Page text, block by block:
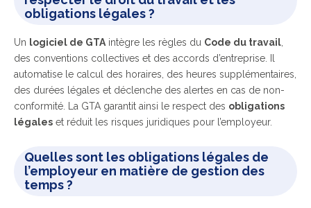
obligations légales ?
Un logiciel de GTA intègre les règles du Code du travail
des conventions collectives et des accords d’entreprise. Il
automatise le calcul des horaires, des heures supplémentaires,
des durées légales et déclenche des alertes en cas de non-
conformité. La GTA garantit ainsi le respect des obligations
légales et réduit les risques juridiques pour l’employeur.
Quelles sont les obligations légales de
l’employeur en matière de gestion des
temps ?